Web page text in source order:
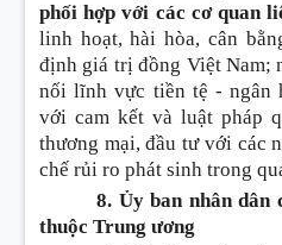
phối hợp với các cơ quan
linh hoạt, hài hòa, cân
định giá trị đồng Việt Nam;
nối lĩnh vực tiền tệ - ngân
với cam kết và luật pháp
thương mại, đầu tư với các
chế rủi ro phát sinh trong
8. Ủy ban nhân dân
thuộc Trung ương